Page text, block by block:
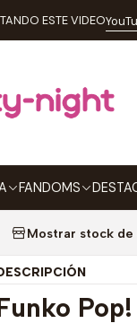
FANDOMS
ESTE VIDEO
Harley Quinn Funko
1111
Agregar a la
Mostrar stock de